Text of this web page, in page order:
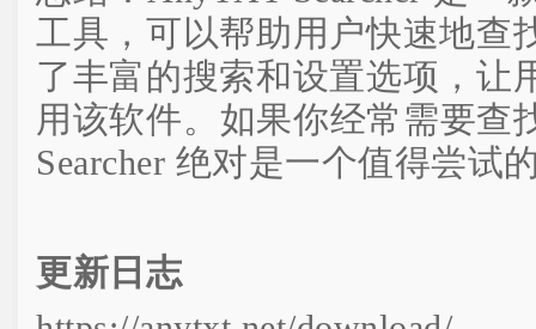
工具，可以帮助用户快速地查
了丰富的搜索和设置选项，让
用该软件。如果你经常需要查
Searcher 绝对是一个值得尝试
更新日志